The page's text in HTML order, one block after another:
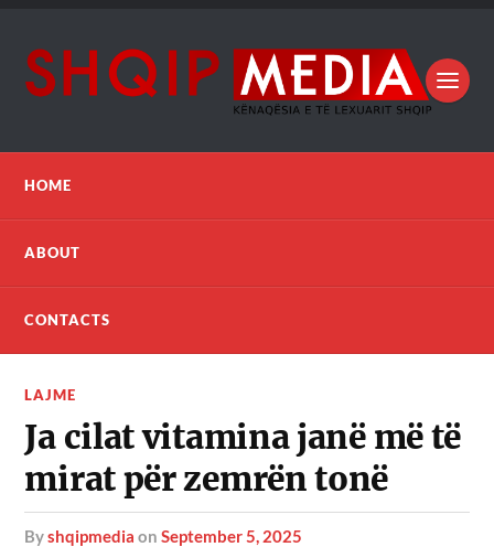
HOME
ABOUT
CONTACTS
LAJME
Ja cilat vitamina janë më të
mirat për zemrën tonë
byshqipmedia onSeptember 5, 2025